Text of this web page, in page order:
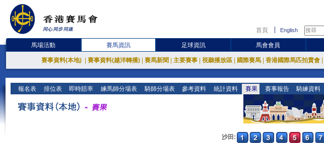
首頁 English
馬場活動 賽馬資訊 足球資訊 馬會會員
賽事資料(本地) 賽事資料(越洋轉播) 賽馬新聞 主要賽事 視聽播放區 國際賽馬 香港國際馬匹拍賣會
報名表 排位表 即時賠率 練馬師分場表 騎師分場表 參考資料 統計資料 賽果 賽事報告 騎練資料
沙田: